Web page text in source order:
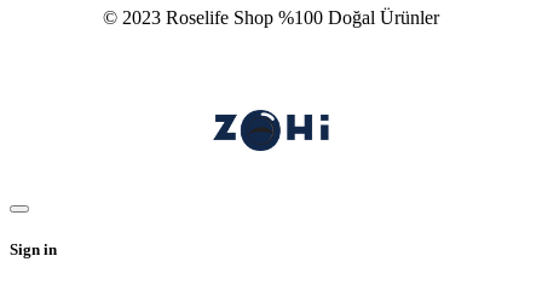
© 2023 Roselife Shop %100 Doğal Ürünler
Sign in